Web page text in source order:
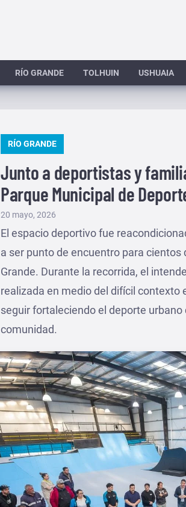
RÍO GRANDE TOLHUIN USHUAIA
PUBLICADO
RÍO GRANDE
Junto a deportistas y
Parque Municipal de
Publicado
el
20 mayo, 2026
El espacio deportivo fue
a ser punto de encuentro para
Grande. Durante la recorrida, el
realizada en medio del difícil
seguir fortaleciendo el deporte
comunidad.